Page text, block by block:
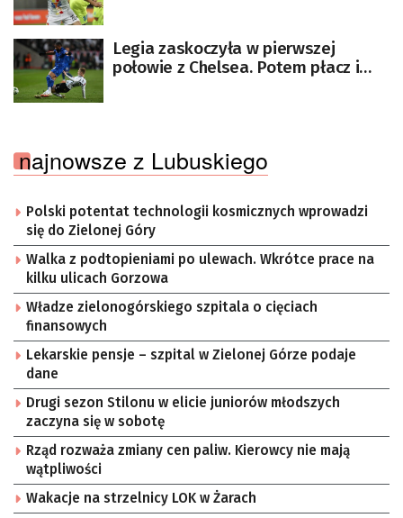
Legia zaskoczyła w pierwszej
połowie z Chelsea. Potem płacz i
najnowsze z Lubuskiego
Polski potentat technologii kosmicznych wprowadzi
się do Zielonej Góry
Walka z podtopieniami po ulewach. Wkrótce prace na
kilku ulicach Gorzowa
Władze zielonogórskiego szpitala o cięciach
finansowych
Lekarskie pensje – szpital w Zielonej Górze podaje
dane
Drugi sezon Stilonu w elicie juniorów młodszych
zaczyna się w sobotę
Rząd rozważa zmiany cen paliw. Kierowcy nie mają
wątpliwości
Wakacje na strzelnicy LOK w Żarach